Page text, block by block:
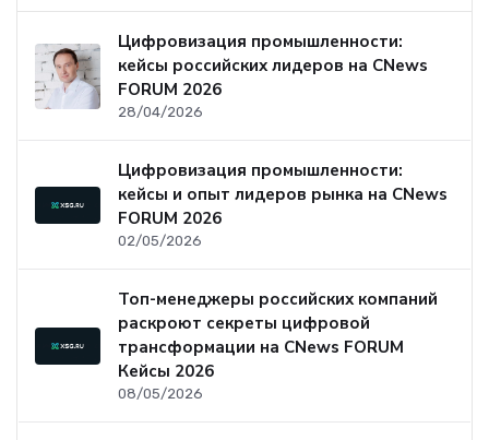
Цифровизация промышленности:
кейсы российских лидеров на CNews
FORUM 2026
28/04/2026
Цифровизация промышленности:
кейсы и опыт лидеров рынка на CNews
FORUM 2026
02/05/2026
Топ-менеджеры российских компаний
раскроют секреты цифровой
трансформации на CNews FORUM
Кейсы 2026
08/05/2026